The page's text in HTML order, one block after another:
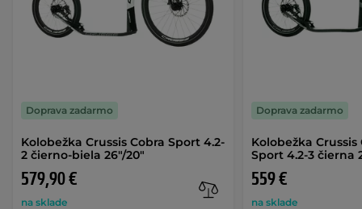
Kolobežka Crussis Cobra Sport 4.2-
2 čierno-biela 26"/20"
579,90 €
na sklade
Doprava zadarmo
Kolobežka Crussis
Sport 4.2-3 čierna
559 €
na sklade
Doprava zadarmo